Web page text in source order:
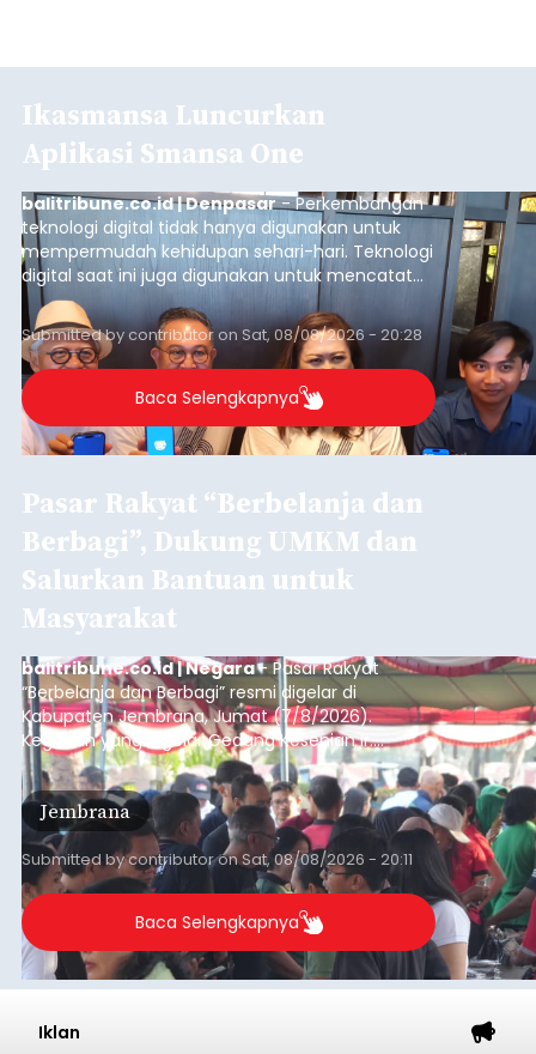
Ikasmansa Luncurkan
Aplikasi Smansa One
balitribune.co.id | Denpasar- Perkembangan
teknologi digital tidak hanya digunakan untuk
mempermudah kehidupan sehari-hari. Teknologi
digital saat ini juga digunakan untuk mencatat
dan mengelola data base alumni dari suatu
sekolah, salah satunya adalah alumni SMA 1
Denpasar.
Submitted bycontributoronSat, 08/08/2026 - 20:28
Baca Selengkapnya
Pasar Rakyat “Berbelanja dan
Berbagi”, Dukung UMKM dan
Salurkan Bantuan untuk
Masyarakat
balitribune.co.id | Negara- Pasar Rakyat
“Berbelanja dan Berbagi” resmi digelar di
Kabupaten Jembrana, Jumat (7/8/2026).
Kegiatan yang digelar Gedung Kesenian Ir.
Soekarno ini memadukan pemberdayaan
ekonomi masyarakat dengan aksi sosial tersebut
mendapat antusiasme tinggi dan mencatat nilai
transaksi mencapai Rp672.733.200.
Jembrana
Submitted bycontributoronSat, 08/08/2026 - 20:11
Baca Selengkapnya
Iklan